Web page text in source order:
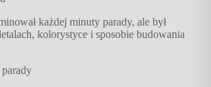
każdej minuty parady, ale był
kolorystyce i sposobie budowania